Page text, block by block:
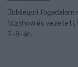
Jubileumi fogadalom
tűzshow és vezetett
7–8-án.